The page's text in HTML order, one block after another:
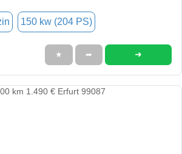
150 kw (204 PS)
★ ➦ ➜